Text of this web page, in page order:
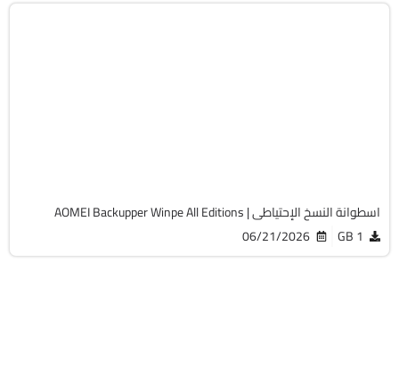
اسطوانة النسخ الإحتياطى | AOMEI Backupper Winpe All Editions
1 GB
06/21/2026